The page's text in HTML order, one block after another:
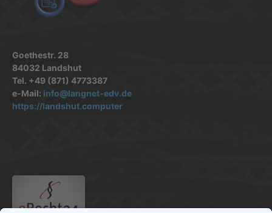
Goethestr. 28
84032 Landshut
Tel. +49 (871) 4773387
e-Mail: info@langnet-edv.de
https://landshut.computer